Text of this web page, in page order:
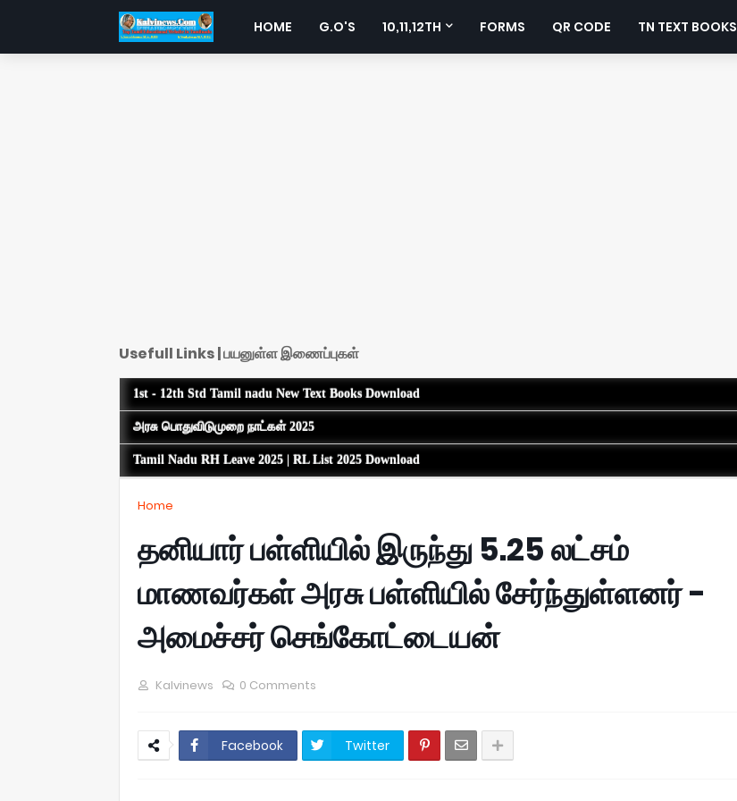
HOME G.O'S 10,11,12TH FORMS QR CODE TN TEXT BOOKS
Usefull Links | பயனுள்ள இணைப்புகள்
1st - 12th Std Tamil nadu New Text Books Download
அரசு பொதுவிடுமுறை நாட்கள் 2025
Tamil Nadu RH Leave 2025 | RL List 2025 Download
Home
தனியார் பள்ளியில் இருந்து 5.25 லட்சம்
மாணவர்கள் அரசு பள்ளியில் சேர்ந்துள்ளனர் -
அமைச்சர் செங்கோட்டையன்
Kalvinews 0 Comments
Facebook Twitter